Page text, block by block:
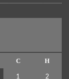
С
Н
1
2